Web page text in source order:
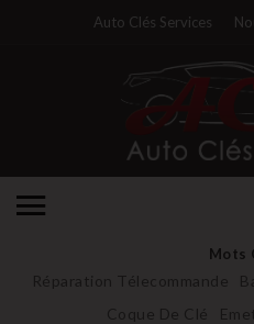
Auto Clés Services
Mots
Réparation Télecommande
Coque De Clé